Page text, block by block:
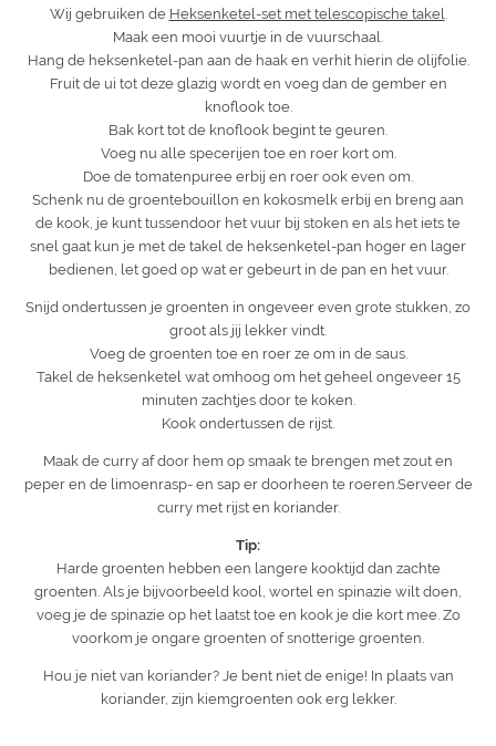
Wij gebruiken de Heksenketel-set met telescopische takel
Maak een mooi vuurtje in de vuurschaal.
Hang de heksenketel-pan aan de haak en verhit hierin de olijfolie.
Fruit de ui tot deze glazig wordt en voeg dan de gember en
knoflook toe.
Bak kort tot de knoflook begint te geuren.
Voeg nu alle specerijen toe en roer kort om.
Doe de tomatenpuree erbij en roer ook even om.
Schenk nu de groentebouillon en kokosmelk erbij en breng aan
de kook, je kunt tussendoor het vuur bij stoken en als het iets te
snel gaat kun je met de takel de heksenketel-pan hoger en lager
bedienen, let goed op wat er gebeurt in de pan en het vuur.
Snijd ondertussen je groenten in ongeveer even grote stukken, zo
groot als jij lekker vindt.
Voeg de groenten toe en roer ze om in de saus.
Takel de heksenketel wat omhoog om het geheel ongeveer 15
minuten zachtjes door te koken.
Kook ondertussen de rijst.
Maak de curry af door hem op smaak te brengen met zout en
peper en de limoenrasp- en sap er doorheen te roeren.Serveer de
curry met rijst en koriander.
Tip:
Harde groenten hebben een langere kooktijd dan zachte
groenten. Als je bijvoorbeeld kool, wortel en spinazie wilt doen,
voeg je de spinazie op het laatst toe en kook je die kort mee. Zo
voorkom je ongare groenten of snotterige groenten.
Hou je niet van koriander? Je bent niet de enige! In plaats van
koriander, zijn kiemgroenten ook erg lekker.